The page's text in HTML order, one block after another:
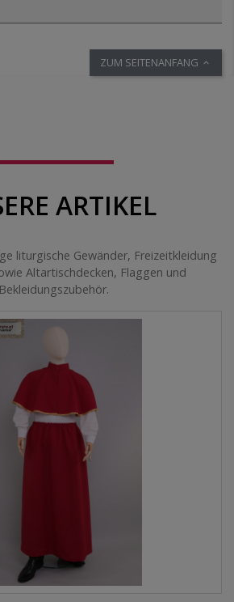
ZUM SEITENANFANG 
ARTIKEL
liturgische Gewänder, Freizeitkleidung
Altartischdecken, Flaggen und
Bekleidungszubehör.